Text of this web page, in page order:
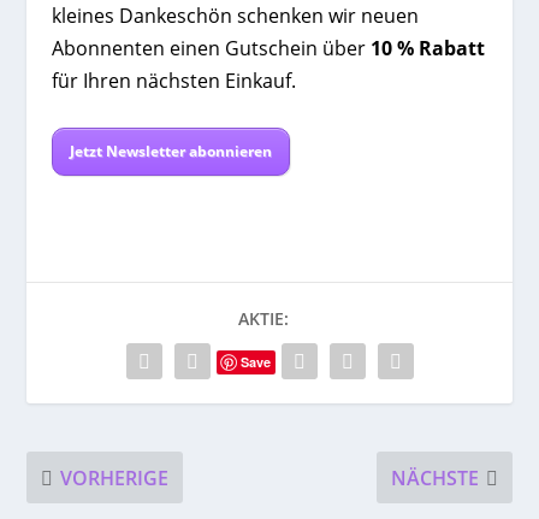
kleines Dankeschön schenken wir neuen
Abonnenten einen Gutschein über 10 % Rabatt
für Ihren nächsten Einkauf.
Jetzt Newsletter abonnieren
AKTIE:
Save
VORHERIGE NÄCHSTE